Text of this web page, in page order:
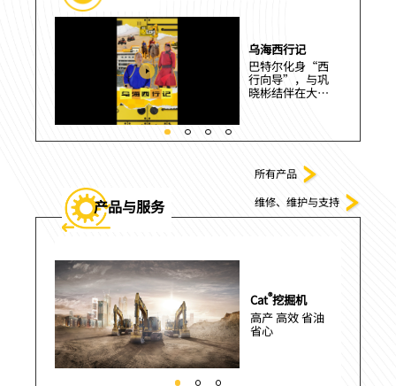
乌海西行记
巴特尔化身“西
行向导”，与巩
晓彬结伴在大漠
然之美与工业活
产品与服务
所有产品
维修、维护与支持
Cat®挖掘机
高产 高效 省油
省心